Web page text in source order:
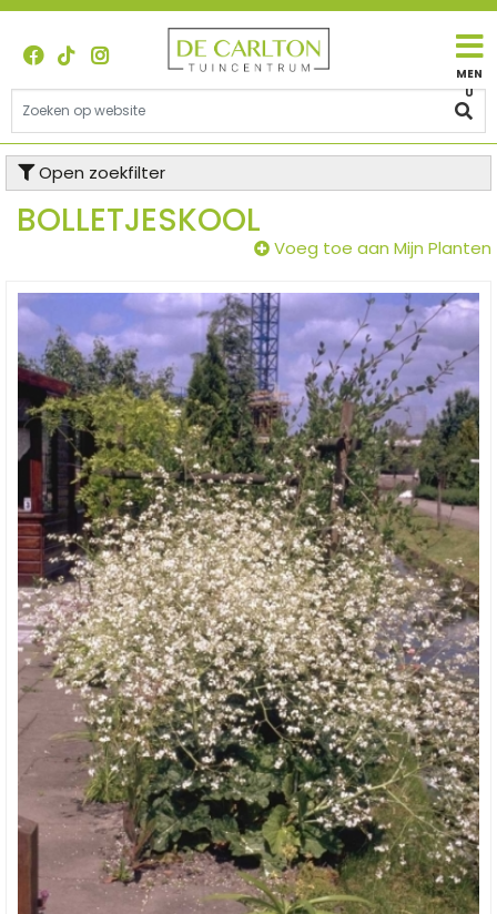
G
c
Open zoekfilter
BOLLETJESKOOL
Voeg toe aan Mijn Planten